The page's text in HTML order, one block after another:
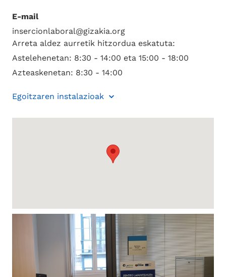
E-mail
insercionlaboral@gizakia.org
Arreta aldez aurretik hitzordua eskatuta:
Astelehenetan: 8:30 - 14:00 eta 15:00 - 18:00
Azteaskenetan: 8:30 - 14:00
Egoitzaren instalazioak